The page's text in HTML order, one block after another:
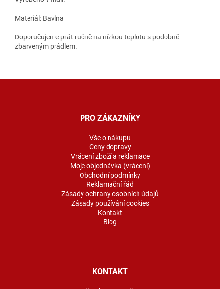
Materiál: Bavlna
Doporučujeme prát ručně na nízkou teplotu s podobně
zbarveným prádlem.
PRO ZÁKAZNÍKY
Vše o nákupu
Ceny dopravy
Vrácení zboží a reklamace
Moje objednávka (vrácení)
Obchodní podmínky
Reklamační řád
Zásady ochrany osobních údajů
Zásady používání cookies
Kontakt
Blog
KONTAKT